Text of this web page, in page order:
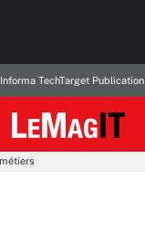
TechTarget Publication